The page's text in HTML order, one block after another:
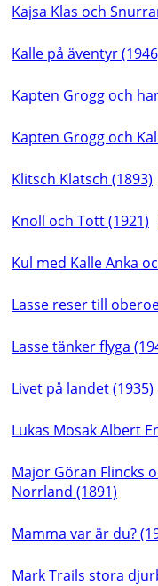
Kajsa Klas och
Kalle på äventyr
Kapten Grogg och
Kapten Grogg och
Klitsch Klatsch (1893)
Knoll och Tott (1921)
Kul med Kalle Anka
Lasse reser till
Lasse tänker flyga
Livet på landet (1935)
Lukas Mosak Albert
Major Göran Flincks
Norrland (1891)
Mamma var är du?
Mark Trails stora